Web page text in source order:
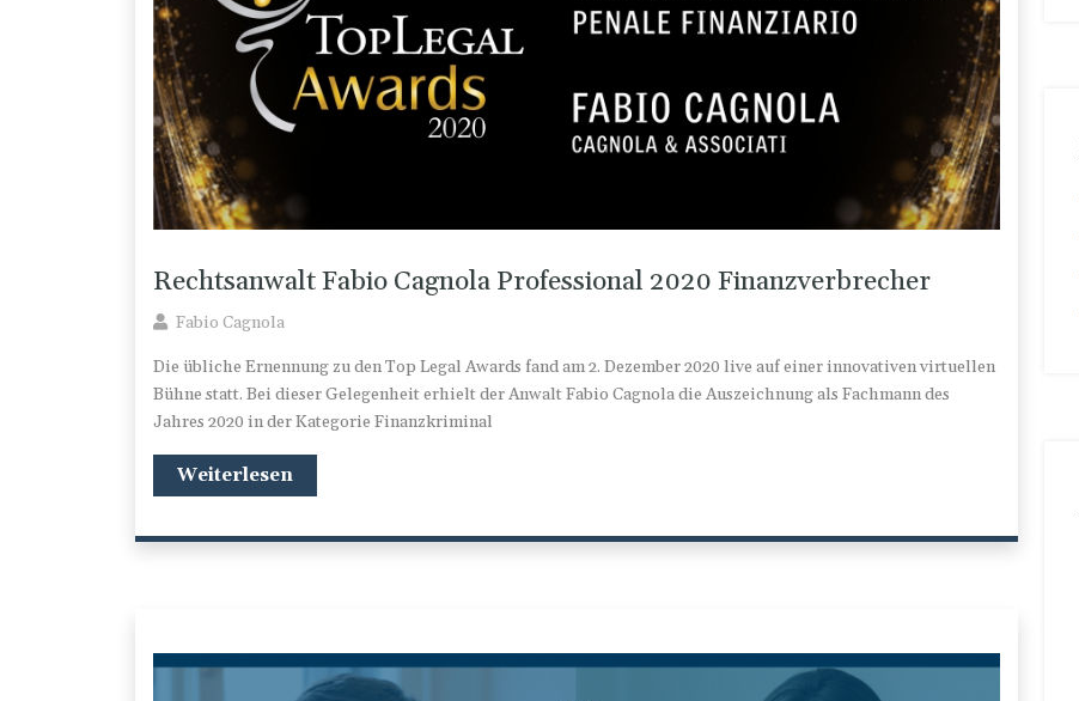
Rechtsanwalt Fabio Cagnola Professional 2020 Finanzverbrecher
Fabio Cagnola
Die übliche Ernennung zu den Top Legal Awards fand am 2. Dezember 2020 live auf einer innovativen virtuellen
Bühne statt. Bei dieser Gelegenheit erhielt der Anwalt Fabio Cagnola die Auszeichnung als Fachmann des
Jahres 2020 in der Kategorie Finanzkriminal
Weiterlesen